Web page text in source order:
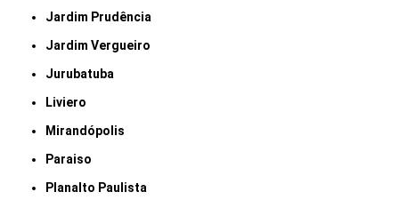
Jardim Prudência
Jardim Vergueiro
Jurubatuba
Liviero
Mirandópolis
Paraiso
Planalto Paulista